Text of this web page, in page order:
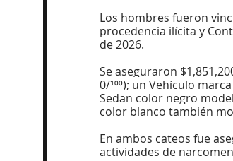
Los hombres fueron
procedencia ilícita y
de 2026.
Se aseguraron
0/¹⁰⁰); un Vehículo
Sedan color negro
color blanco también
En ambos cateos fue
actividades de